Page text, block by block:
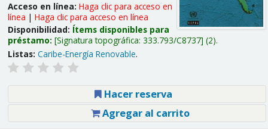
Acceso en línea: Haga clic para acceso en
línea | Haga clic para acceso en línea
Disponibilidad: Ítems disponibles para
préstamo: Signatura topográfica: 333.793/C8737 (2).
Listas: Caribe-Energía Renovable.
Hacer reserva
Agregar al carrito